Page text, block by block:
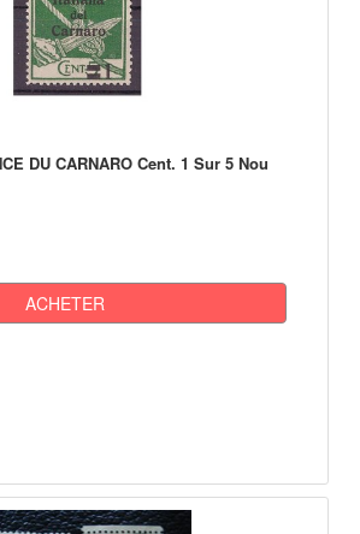
DU CARNARO Cent. 1 Sur 5 Nou
ACHETER